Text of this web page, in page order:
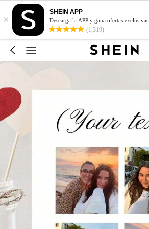
×
SHEIN APP
Descarga la APP y gana ofertas exclusivas
(1,319)